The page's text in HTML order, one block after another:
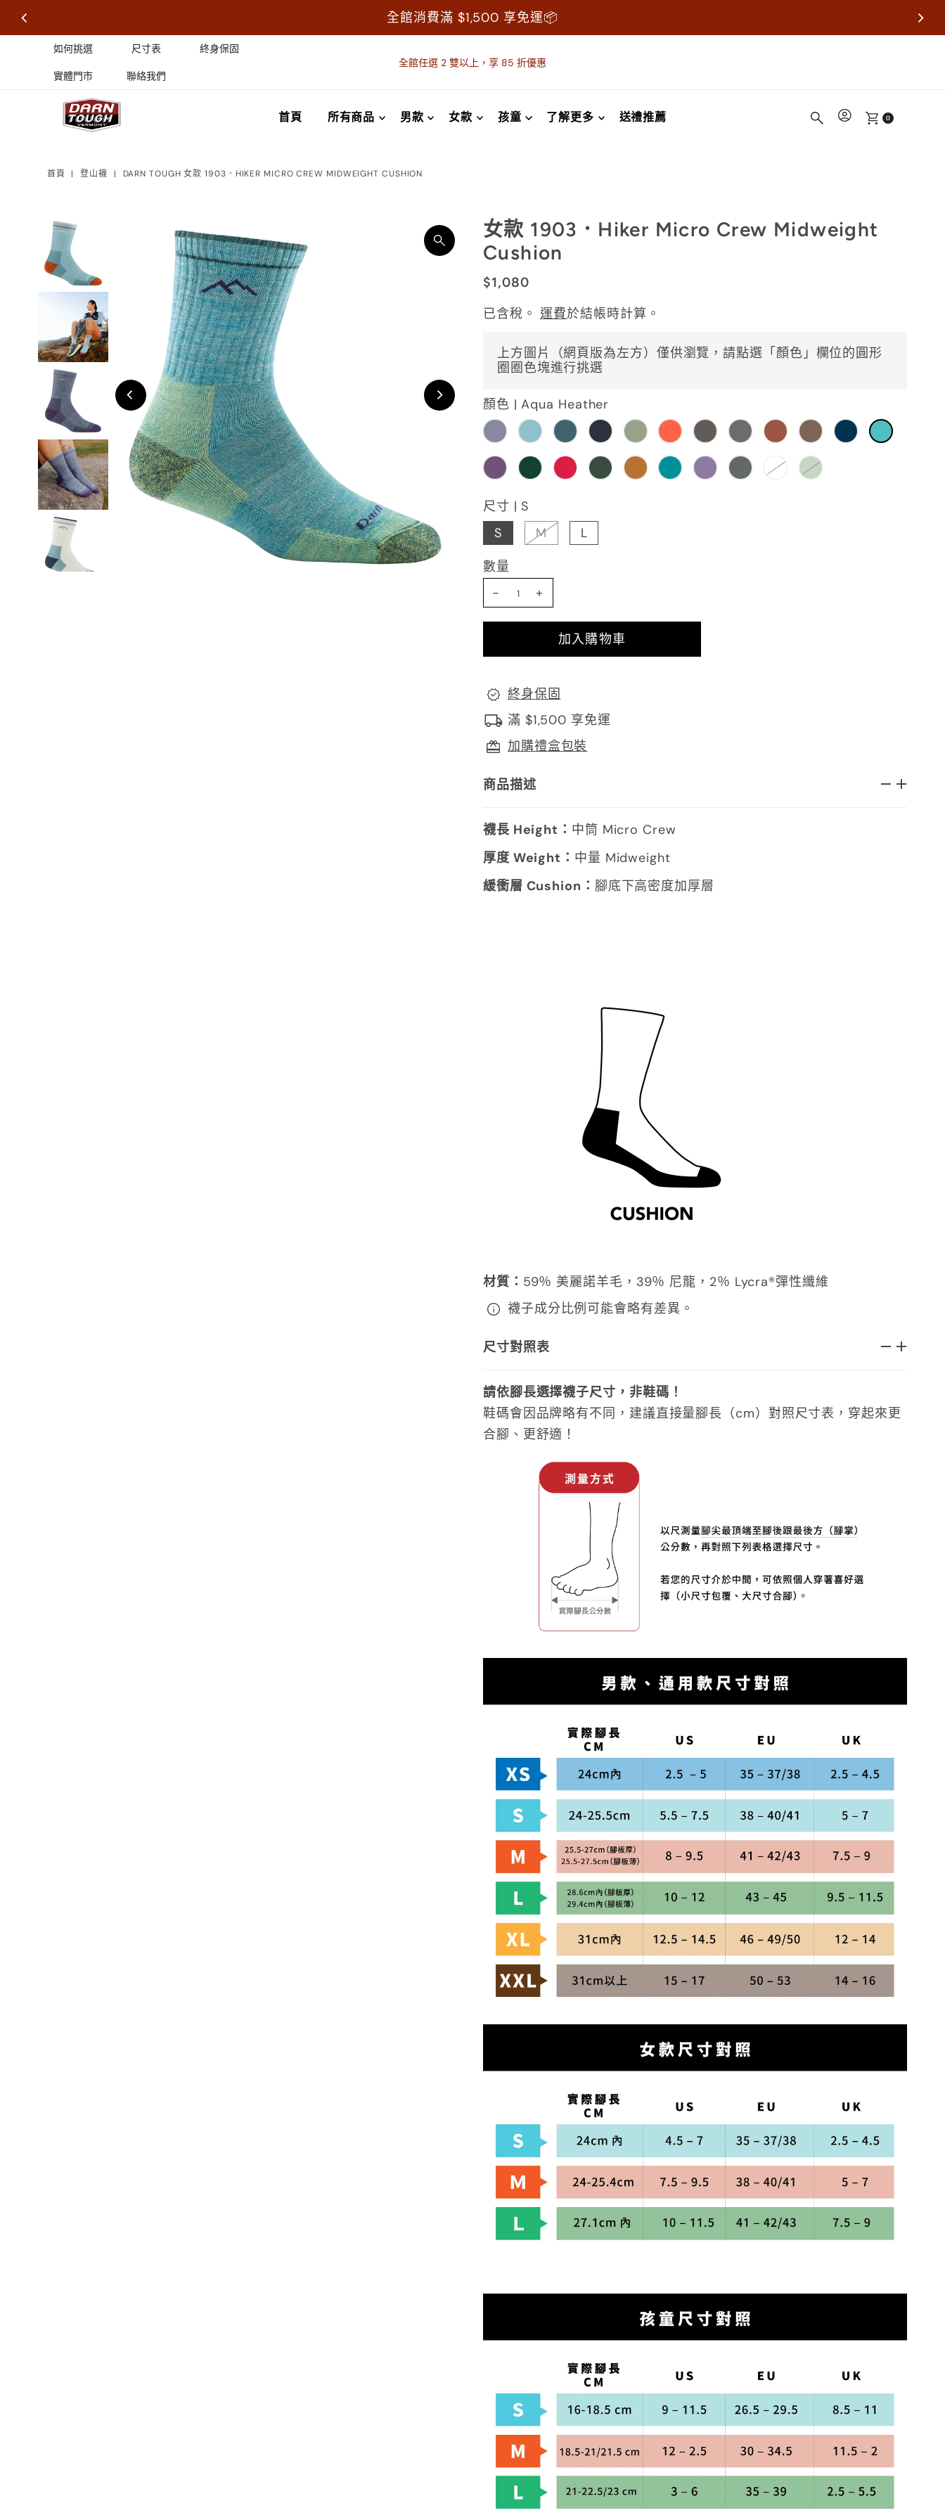
尺寸疑問歡迎來信詢問再做購買，襪子屬於個人衛生用品，售出不做退換貨。
全館消費滿 $1,500 享免運📦
如何挑選 尺寸表 終身保固
實體門市 聯絡我們
全館任選 2 雙以上，享 85 折優惠
首頁 所有商品 男款 女款 孩童 了解更多 送禮推薦 0
首頁 | 登山襪 | DARN TOUGH 女款 1903．HIKER MICRO CREW MIDWEIGHT CUSHION
女款 1903．Hiker Micro Crew Midweight
Cushion
$1,080
已含稅。運費於結帳時計算。
上方圖片（網頁版為左方）僅供瀏覽，請點選「顏色」欄位的圓形
圈圈色塊進行挑選
顏色 |Aqua Heather
尺寸 | S
S
M
L
數量
-
+
終身保固
滿 $1,500 享免運
加購禮盒包裝
商品描述
襪長 Height： 中筒 Micro Crew
厚度 Weight： 中量 Midweight
緩衝層 Cushion： 腳底下高密度加厚層
材質 ： 59％ 美麗諾羊毛，39％ 尼龍，2％ Lycra®彈性纖維
襪子成分比例可能會略有差異。
尺寸對照表
請依腳長選擇襪子尺寸，非鞋碼！
鞋碼會因品牌略有不同，建議直接量腳長（cm）對照尺寸表，穿起來更
合腳、更舒適！